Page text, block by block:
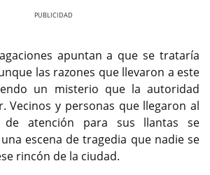
apuntan a que se trataría
las razones que llevaron a este
un misterio que la autoridad
Vecinos y personas que llegaron al
atención para sus llantas se
escena de tragedia que nadie se
rincón de la ciudad.